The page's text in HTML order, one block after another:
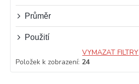
Průměr
Použití
VYMAZAT FILTRY
Položek k zobrazení: 24